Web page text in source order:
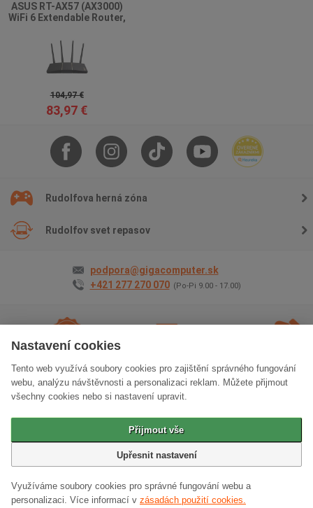
Nastavení cookies
Tento web využívá soubory cookies pro zajištění správného fungování
webu, analýzu návštěvnosti a personalizaci reklam. Můžete přijmout
všechny cookies nebo si nastavení upravit.
Přijmout vše
Upřesnit nastavení
Využíváme soubory cookies pro správné fungování webu a
personalizaci. Více informací v zásadách použití cookies.
ASUS RT-AX57 (AX3000)
WiFi 6 Extendable Router,
104,97 €
83,97 €
Rudolfova herná zóna
Rudolfov svet repasov
podpora@gigacomputer.sk
+421 277 270 070 (Po-Pi 9.00 - 17.00)
2 roky záruky na
všetko
Doprava zadarmo
Osobný
odber
Klasická verzia stránok
© 2006 - 2026 GIGACOMPUTER a.s.